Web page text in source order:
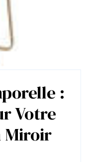
:
Votre
Miroir